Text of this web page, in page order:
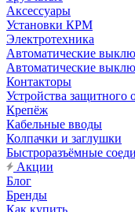
Аксессуары
Установки КРМ
Электротехника
Автоматические
Автоматические
Контакторы
Устройства
Крепёж
Кабельные вводы
Колпачки и заглушки
Быстроразъёмные
Акции
Блог
Бренды
Как купить